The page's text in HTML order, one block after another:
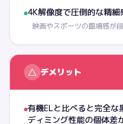
4K解像度で圧倒的な精細
映画やスポーツの臨場感が
△ デメリット
有機ELと比べると完全
ディミング性能の個体差